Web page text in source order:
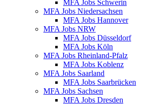
MFA Jobs Schwerin
MFA Jobs Niedersachsen
MFA Jobs Hannover
MFA Jobs NRW
MFA Jobs Düsseldorf
MFA Jobs Köln
MFA Jobs Rheinland-Pfalz
MFA Jobs Koblenz
MFA Jobs Saarland
MFA Jobs Saarbrücken
MFA Jobs Sachsen
MFA Jobs Dresden